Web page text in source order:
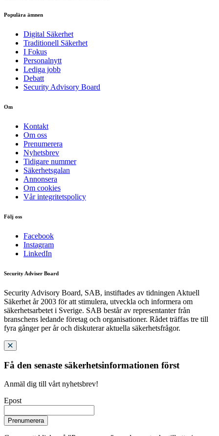
Populära ämnen
Digital Säkerhet
Traditionell Säkerhet
I Fokus
Personalnytt
Lediga jobb
Debatt
Security Advisory Board
Om
Kontakt
Om oss
Prenumerera
Nyhetsbrev
Tidigare nummer
Säkerhetsgalan
Annonsera
Om cookies
Vår integritetspolicy
Följ oss
Facebook
Instagram
LinkedIn
Security Adviser Board
Security Advisory Board, SAB, instiftades av tidningen Aktuell
Säkerhet år 2003 för att stimulera, utveckla och informera om
säkerhetsarbetet i Sverige. SAB består av representanter från
branschens ledande företag och organisationer. Rådet träffas tre till
fyra gånger per år och diskuterar aktuella säkerhetsfrågor.
Få den senaste säkerhetsinformationen först
Anmäl dig till vårt nyhetsbrev!
Epost
Prenumerera